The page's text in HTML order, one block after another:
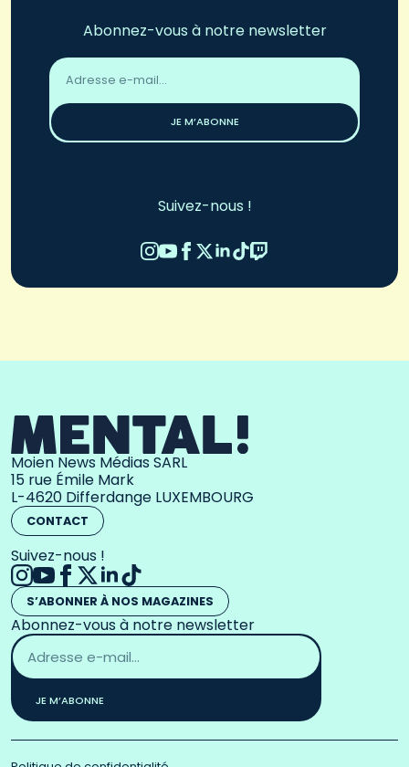
Abonnez-vous à notre newsletter
Adresse
email
JE M’ABONNE
Suivez-nous !
Moien News Médias SARL
15 rue Émile Mark
L-4620 Differdange LUXEMBOURG
CONTACT
Suivez-nous !
S’ABONNER À NOS MAGAZINES
Abonnez-vous à notre newsletter
Adresse
email
*
JE M’ABONNE